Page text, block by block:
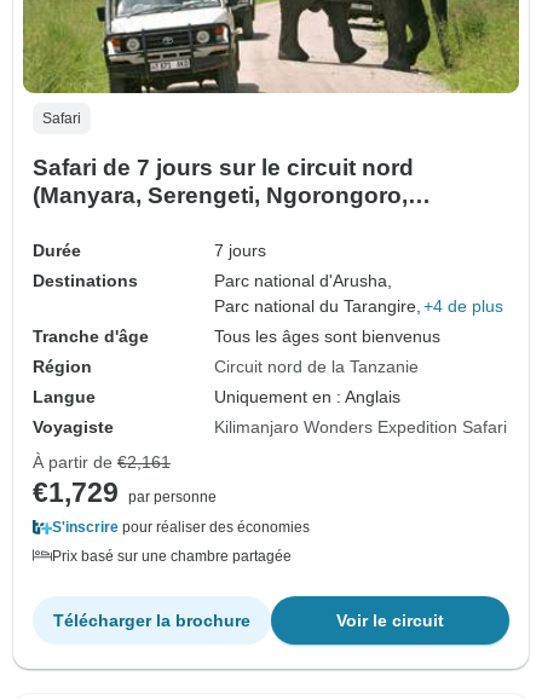
Safari
Safari de 7 jours sur le circuit nord
(Manyara, Serengeti, Ngorongoro,
Durée
7 jours
Destinations
Parc national d'Arusha,
Parc national du Tarangire, +4 de plus
Tranche d'âge
Tous les âges sont bienvenus
Région
Circuit nord de la Tanzanie
Langue
Uniquement en : Anglais
Voyagiste
Kilimanjaro Wonders Expedition Safari
À partir de €2,161
€1,729
par personne
S'inscrire pour réaliser des économies
Prix basé sur une chambre partagée
Voir le circuit
Télécharger la brochure